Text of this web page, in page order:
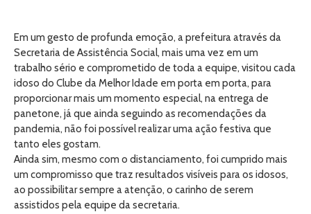
Em um gesto de profunda emoção, a prefeitura através da
Secretaria de Assistência Social, mais uma vez em um
trabalho sério e comprometido de toda a equipe, visitou cada
idoso do Clube da Melhor Idade em porta em porta, para
proporcionar mais um momento especial, na entrega de
panetone, já que ainda seguindo as recomendações da
pandemia, não foi possível realizar uma ação festiva que
tanto eles gostam.
Ainda sim, mesmo com o distanciamento, foi cumprido mais
um compromisso que traz resultados visíveis para os idosos,
ao possibilitar sempre a atenção, o carinho de serem
assistidos pela equipe da secretaria.